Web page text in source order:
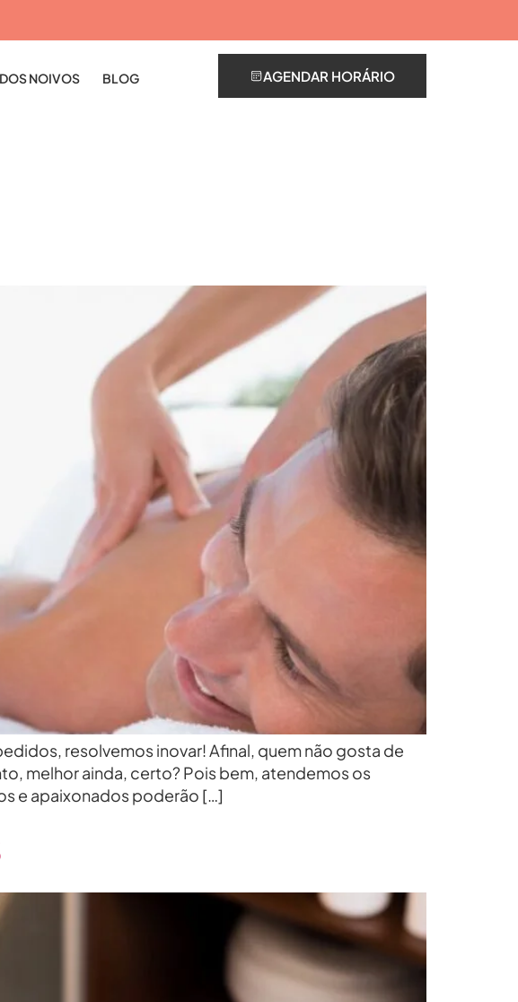
NOIVOS BLOG AGENDAR HORÁRIO
resolvemos inovar! Afinal, quem não gosta de
melhor ainda, certo? Pois bem, atendemos os
e apaixonados poderão […]